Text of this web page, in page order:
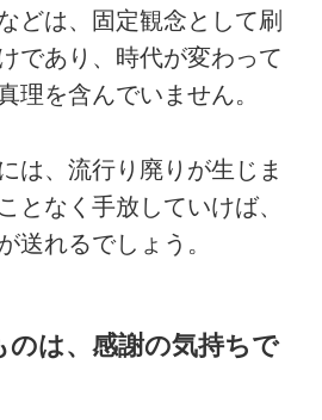
どは、固定観念として刷
であり、時代が変わって
理を含んでいません。
は、流行り廃りが生じま
となく手放していけば、
送れるでしょう。
のは、感謝の気持ちで